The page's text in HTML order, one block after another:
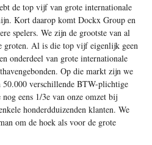
de top vijf van grote internationale
Kort daarop komt Dockx Group en
spelers. We zijn de grootste van al
groten. Al is die top vijf eigenlijk geen
onderdeel van grote internationale
Op die markt zijn we
50.000 verschillende BTW-plichtige
eens 1/3e van onze omzet bij
honderdduizenden klanten. We
om de hoek als voor de grote